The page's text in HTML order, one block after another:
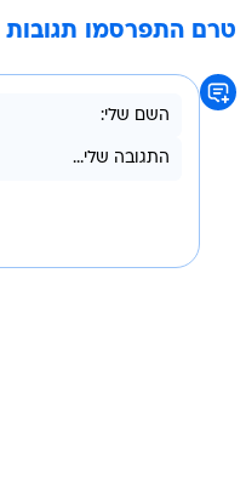
טרם התפרסמו תגובות